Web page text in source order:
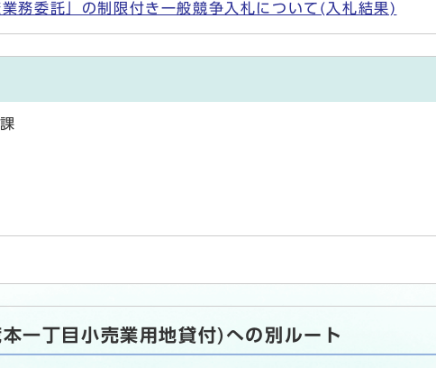
務委託」の制限付き一般競争入札について(入札結果)
一丁目小売業用地貸付)への別ルート